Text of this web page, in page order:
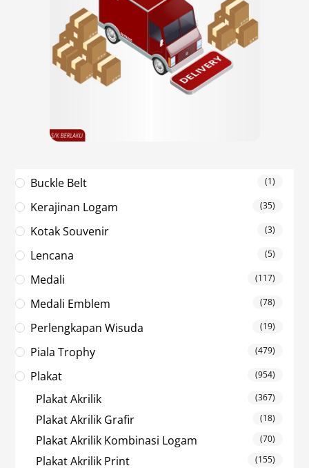
Buckle Belt (1)
Kerajinan Logam (35)
Kotak Souvenir (3)
Lencana (5)
Medali (117)
Medali Emblem (78)
Perlengkapan Wisuda (19)
Piala Trophy (479)
Plakat (954)
Plakat Akrilik (367)
Plakat Akrilik Grafir (18)
Plakat Akrilik Kombinasi Logam (70)
Plakat Akrilik Print (155)